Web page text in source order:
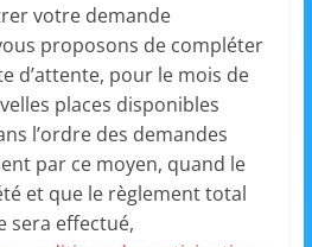
i
o
n
e
t
n
votre demande
proposons de compléter
d’attente, pour le mois de
places disponibles
l’ordre des demandes
par ce moyen, quand le
et que le règlement total
sera effectué,